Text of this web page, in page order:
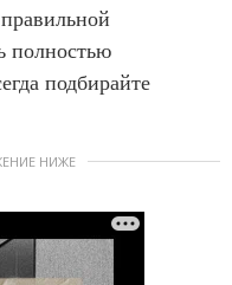
полностью
подбирайте
НИЖЕ